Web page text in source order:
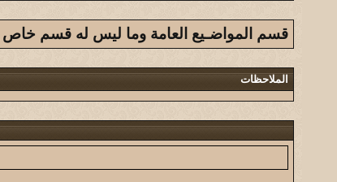
قسم المواضـيع العامة وما ليس له قسم خاص
الملاحظات